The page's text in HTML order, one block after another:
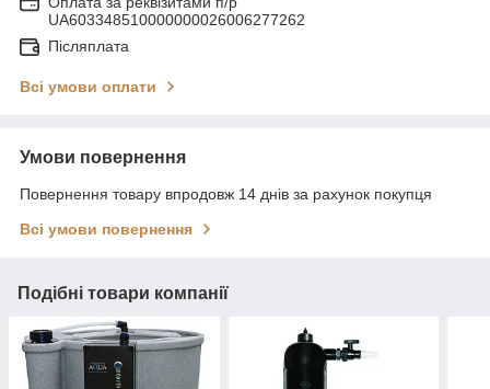
UA603348510000000026006277262
Післяплата
Всі умови оплати
Умови повернення
Повернення товару впродовж 14 днів за рахунок покупця
Всі умови повернення
Подібні товари компанії